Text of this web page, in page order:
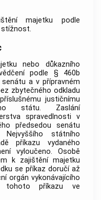
majetku podle
stížnost.
nebo důkazního
podle § 460b
a v přípravném
zbytečného odkladu
justičnímu
státu. Zaslání
spravedlnosti v
předsedou senátu
Nejvyššího státního
příkazu vydaného
vyloučeno. Osobě
k zajištění majetku
se příkaz doručí až
orgán vykonávajícího
příkazu ve